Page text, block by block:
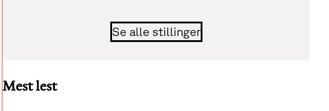
Se alle stillinger
Mest lest